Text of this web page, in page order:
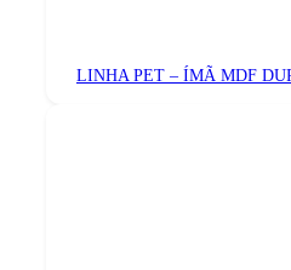
LINHA PET – ÍMÃ MDF